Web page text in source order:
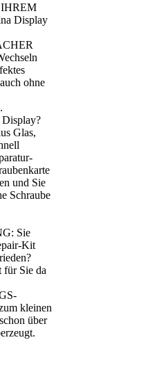
Display
ohne
Glas,
und Sie
Schraube
Sie
Kit
für Sie da
kleinen
über